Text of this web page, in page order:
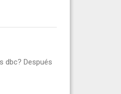
dbc? Después